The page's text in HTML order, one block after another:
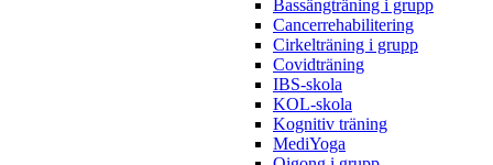
Bassängträning i grupp
Cancerrehabilitering
Cirkelträning i grupp
Covidträning
IBS-skola
KOL-skola
Kognitiv träning
MediYoga